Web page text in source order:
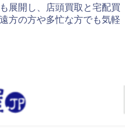
展開し、店頭買取と宅配買
方の方や多忙な方でも気軽